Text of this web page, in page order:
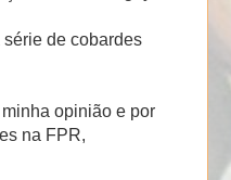
série de cobardes
opinião e por
na FPR,